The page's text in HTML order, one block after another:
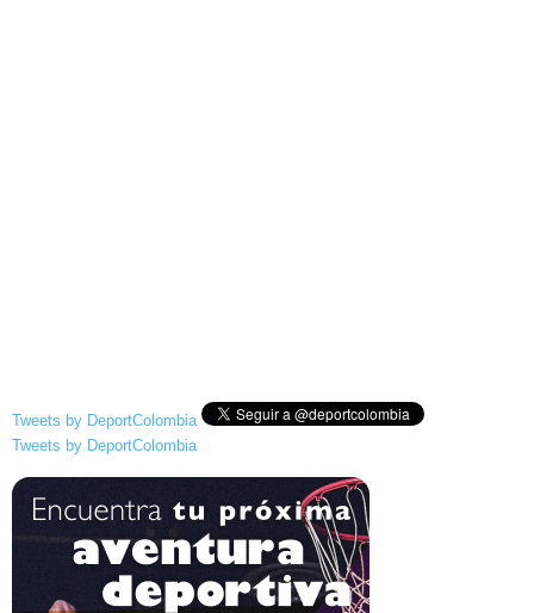
Tweets by DeportColombia
Tweets by DeportColombia